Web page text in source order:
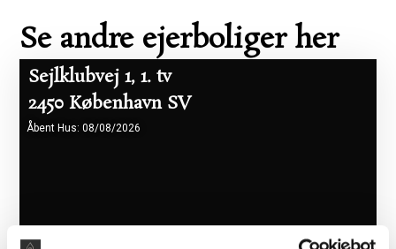
Se andre ejerboliger her
Åbent Hus: 08/08/2026
Sejlklubvej 1, 1. tv
2450 København SV